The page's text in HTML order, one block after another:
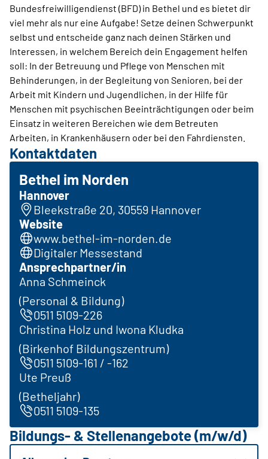
Bundesfreiwilligendienst (BFD) in Bethel und es bietet dir
viel mehr als nur eine Aufgabe! Setze deinen Schwerpunkt
selbst und entscheide ganz nach deinen Stärken und
Interessen, in welchem Bereich dein Engagement helfen
soll: In der Betreuung und Pflege von Menschen mit
Behinderungen, in der Begleitung von Senioren, bei der
Arbeit mit Kindern und Jugendlichen, in der Hilfe für
Menschen mit psychischen Beeinträchtigungen oder beim
Einsatz in weiteren Bereichen wie dem Betreuten
Arbeiten, in Krankenhäusern oder bei den Fahrdiensten.
Kontaktdaten
Bethel im Norden
Hannover
Bleekstraße 20, 30559 Hannover
Website
www.bethel-im-norden.de
Digitaler Messestand
Ansprechpartner/in
Anna Schmeinck
(Personal & Bildung)
0511 5109-226
Christina Holz und Iwona Kludka
(Birkenhof Bildungszentrum)
0511 5109-161 / -162
Ute Preuß
(Betheljahr)
0511 5109-135
Bildungs- & Stellenangebote (m/w/d)